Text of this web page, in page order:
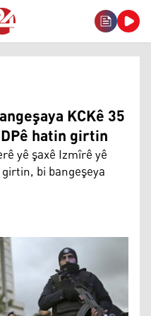
KCKê 35
hatin girtin
yê şaxê Izmîrê yê
bi bangeşeya